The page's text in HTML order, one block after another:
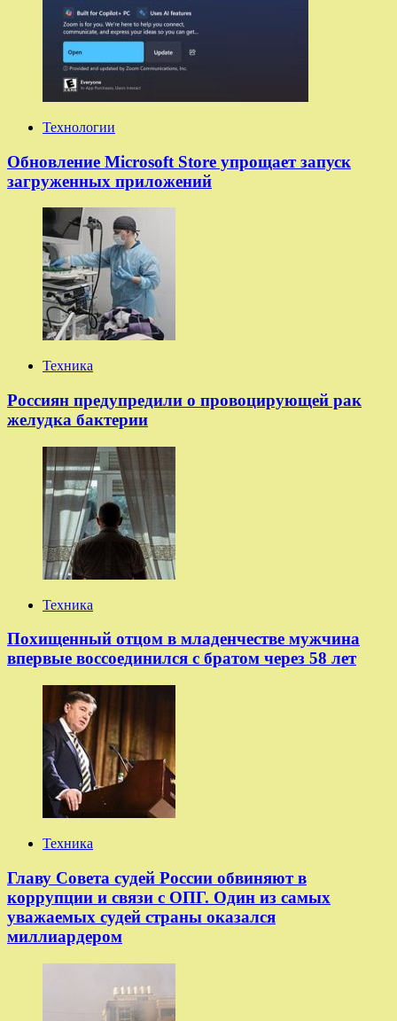
Технологии
Обновление Microsoft Store упрощает запуск
загруженных приложений
Техника
Россиян предупредили о провоцирующей рак
желудка бактерии
Техника
Похищенный отцом в младенчестве мужчина
впервые воссоединился с братом через 58 лет
Техника
Главу Совета судей России обвиняют в
коррупции и связи с ОПГ. Один из самых
уважаемых судей страны оказался
миллиардером